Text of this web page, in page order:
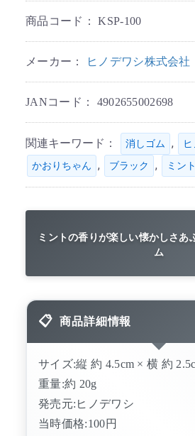
商品コード：KSP-100
メーカー： ヒノデワシ株式会社
JANコード： 4902655002698
関連キーワード： 消しゴム ,
かおりちゃん , ブラック , ミント
ミントの香りが楽しい懐かしさあ
ム
商品詳細情報
サイズ:縦 約 4.5cm × 横 約
重量:約 20g
発売元:ヒノデワシ
当時価格:100円